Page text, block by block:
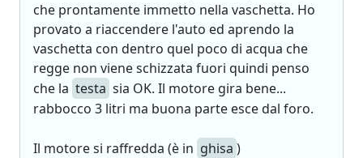
che prontamente immetto nella vaschetta. Ho
provato a riaccendere l'auto ed aprendo la
vaschetta con dentro quel poco di acqua che
regge non viene schizzata fuori quindi penso
che la testa sia OK. Il motore gira bene...
rabbocco 3 litri ma buona parte esce dal foro.
Il motore si raffredda (è in ghisa )